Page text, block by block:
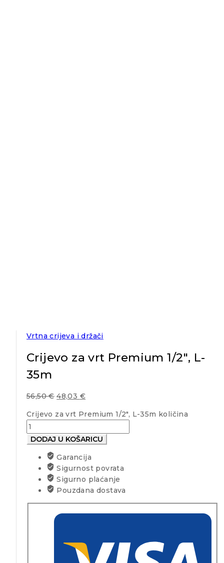
Vrtna crijeva i držači
Crijevo za vrt Premium 1/2″, L-
35m
56,50€ 48,03 €
Crijevo za vrt Premium 1/2", L-35m količina
DODAJ U KOŠARICU
Garancija
Sigurnost povrata
Sigurno plaćanje
Pouzdana dostava